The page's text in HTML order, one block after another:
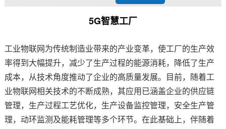
关于飞凌
天猫商城
淘宝商城
新闻中心
算5G智慧工厂
工业物联网 为传统制造业带来的产业变革，使工厂的生产效
率得到大幅提升，减少了生产过程的能源消耗，降低了生产
成本，从技术角度推动了企业的高质量发展。目前，随着工
业物联网相关技术的不断成熟，其应用已涵盖企业的供应链
管理，生产过程工艺优化，生产设备监控管理，安全生产管
理， 动环监测 及能耗管理等多个环节。在此基础上，伴随着